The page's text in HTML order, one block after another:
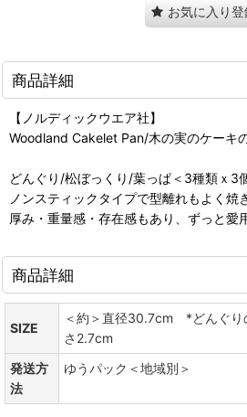
お気に入り登
商品詳細
【ノルディックウエア社】
Woodland Cakelet Pan/木の実のケーキ
どんぐり/松ぼっくり/葉っぱ＜3種類ｘ3
ノンスティックタイプで型離れもよく焼
厚み・重量感・存在感もあり、ずっと愛
商品詳細
SIZE
＜約＞直径30.7cm *どんぐ
さ2.7cm
発送方
法
ゆうパック＜地域別＞